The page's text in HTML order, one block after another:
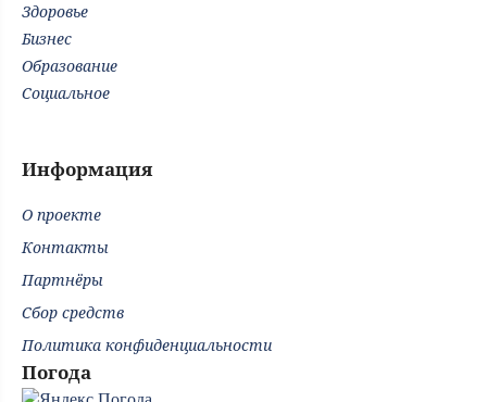
Здоровье
Бизнес
Образование
Социальное
Информация
О проекте
Контакты
Партнёры
Сбор средств
Политика конфиденциальности
Погода